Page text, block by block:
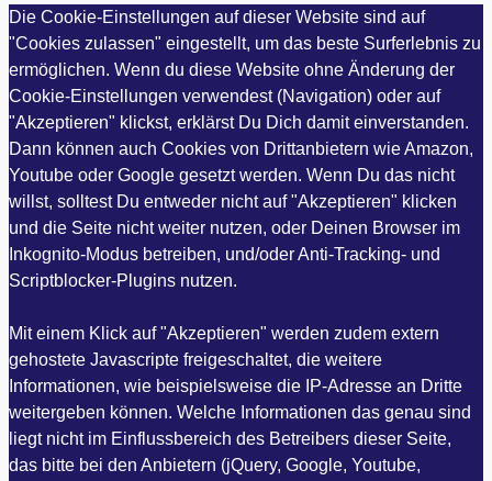
Die Cookie-Einstellungen auf dieser Website sind auf
"Cookies zulassen" eingestellt, um das beste Surferlebnis zu
ermöglichen. Wenn du diese Website ohne Änderung der
Cookie-Einstellungen verwendest (Navigation) oder auf
"Akzeptieren" klickst, erklärst Du Dich damit einverstanden.
Dann können auch Cookies von Drittanbietern wie Amazon,
Youtube oder Google gesetzt werden. Wenn Du das nicht
willst, solltest Du entweder nicht auf "Akzeptieren" klicken
und die Seite nicht weiter nutzen, oder Deinen Browser im
Inkognito-Modus betreiben, und/oder Anti-Tracking- und
Scriptblocker-Plugins nutzen.
Mit einem Klick auf "Akzeptieren" werden zudem extern
gehostete Javascripte freigeschaltet, die weitere
Informationen, wie beispielsweise die IP-Adresse an Dritte
weitergeben können. Welche Informationen das genau sind
liegt nicht im Einflussbereich des Betreibers dieser Seite,
das bitte bei den Anbietern (jQuery, Google, Youtube,